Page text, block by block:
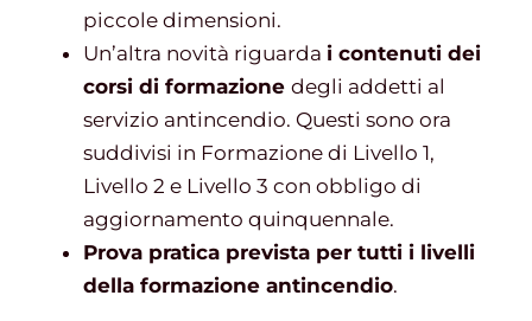
piccole dimensioni.
Un’altra novità riguarda i contenuti dei
corsi di formazione degli addetti al
servizio antincendio. Questi sono ora
suddivisi in Formazione di Livello 1,
Livello 2 e Livello 3 con obbligo di
aggiornamento quinquennale.
Prova pratica prevista per tutti i livelli
della formazione antincendio.